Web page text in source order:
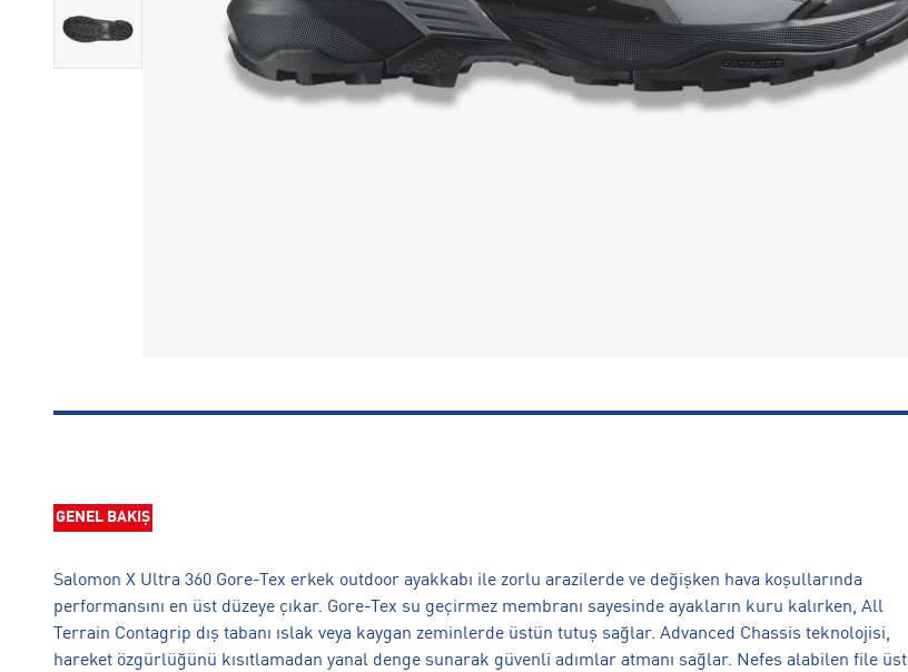
GENEL BAKIŞ
Salomon X Ultra 360 Gore-Tex erkek outdoor ayakkabı ile zorlu arazilerde ve değişken hava koşullarında
performansını en üst düzeye çıkar. Gore-Tex su geçirmez membranı sayesinde ayakların kuru kalırken, All
Terrain Contagrip dış tabanı ıslak veya kaygan zeminlerde üstün tutuş sağlar. Advanced Chassis teknolojisi,
hareket özgürlüğünü kısıtlamadan yanal denge sunarak güvenli adımlar atmanı sağlar. Nefes alabilen file üst